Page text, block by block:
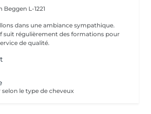
Beggen L-1221
dans une ambiance sympathique.
suit régulièrement des formations pour
de qualité.
le type de cheveux